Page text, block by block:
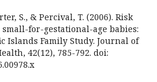
S., & Percival, T. (2006). Risk
for-gestational-age babies:
Islands Family Study. Journal of
42(12), 785-792. doi: